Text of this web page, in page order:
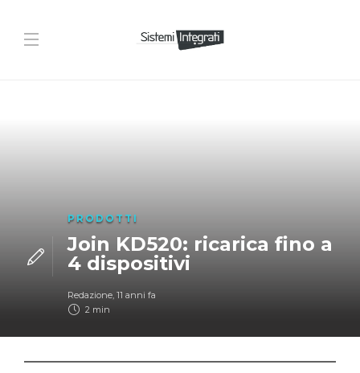
PRODOTTI
Join KD520: ricarica fino a
4 dispositivi
Redazione, 11 anni fa
2 min